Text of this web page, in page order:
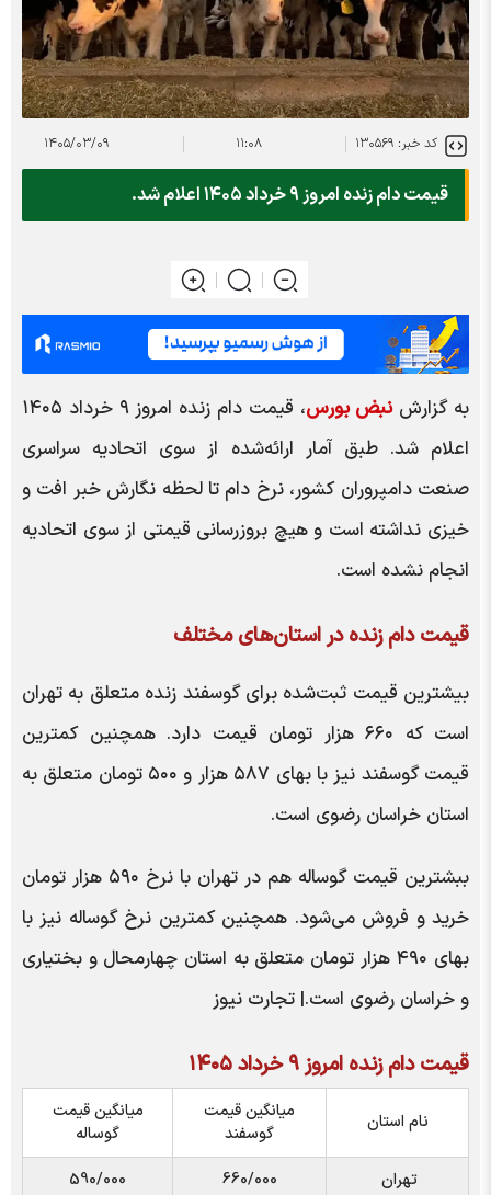
کد خبر: ۱۳۰۵۶۹ ۱۱:۰۸ ۱۴۰۵/۰۳/۰۹
قیمت دام زنده امروز ۹ خرداد ۱۴۰۵ اعلام شد.
به گزارشنبض بورس
، قیمت دام زنده امروز ۹ خرداد ۱۴۰۵
اعلام شد. طبق آمار ارائه‌شده از سوی اتحادیه سراسری
صنعت دامپروران کشور، نرخ دام تا لحظه نگارش خبر افت و
خیزی نداشته است و هیچ بروزرسانی قیمتی از سوی اتحادیه
انجام نشده است.
قیمت دام زنده در استان‌های مختلف
بیشترین قیمت ثبت‌شده برای گوسفند زنده متعلق به تهران
است که ۶۶۰ هزار تومان قیمت دارد. همچنین کمترین
قیمت گوسفند نیز با بهای ۵۸۷ هزار و ۵۰۰ تومان متعلق به
استان خراسان رضوی است.
ببشترین قیمت گوساله هم در تهران با نرخ ۵۹۰ هزار تومان
خرید و فروش می‌شود. همچنین کمترین نرخ گوساله نیز با
بهای ۴۹۰ هزار تومان متعلق به استان چهارمحال و بختیاری
و خراسان رضوی است.| تجارت نیوز
قیمت دام زنده امروز ۹ خرداد ۱۴۰۵
نام استان
میانگین قیمت
گوسفند
میانگین قیمت
گوساله
تهران
660/000
590/000